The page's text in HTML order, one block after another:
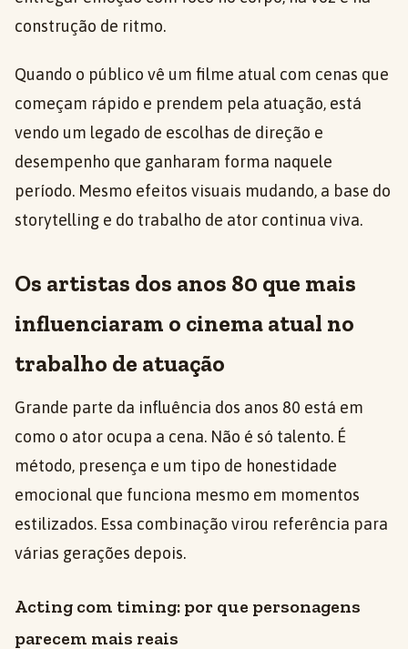
construção de ritmo.
Quando o público vê um filme atual com cenas que
começam rápido e prendem pela atuação, está
vendo um legado de escolhas de direção e
desempenho que ganharam forma naquele
período. Mesmo efeitos visuais mudando, a base do
storytelling e do trabalho de ator continua viva.
Os artistas dos anos 80 que mais
influenciaram o cinema atual no
trabalho de atuação
Grande parte da influência dos anos 80 está em
como o ator ocupa a cena. Não é só talento. É
método, presença e um tipo de honestidade
emocional que funciona mesmo em momentos
estilizados. Essa combinação virou referência para
várias gerações depois.
Acting com timing: por que personagens
parecem mais reais